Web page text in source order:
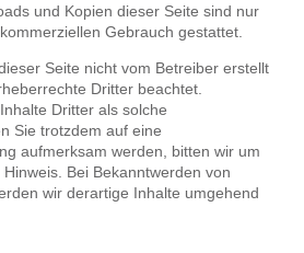
und Kopien dieser Seite sind nur
Gebrauch gestattet.
Seite nicht vom Betreiber erstellt
Dritter beachtet.
Dritter als solche
Sie trotzdem auf eine
aufmerksam werden, bitten wir um
Bei Bekanntwerden von
wir derartige Inhalte umgehend